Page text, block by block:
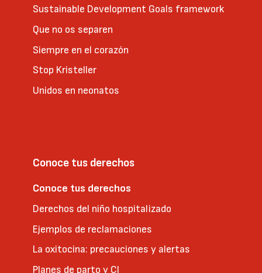
Sustainable Development Goals framework
Que no os separen
Siempre en el corazón
Stop Kristeller
Unidos en neonatos
Conoce tus derechos
Conoce tus derechos
Derechos del niño hospitalizado
Ejemplos de reclamaciones
La oxitocina: precauciones y alertas
Planes de parto y CI